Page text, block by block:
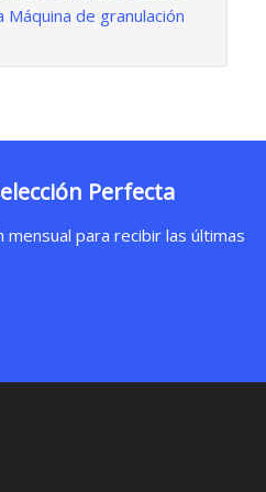
Máquina de granulación
Perfecta
para recibir las últimas